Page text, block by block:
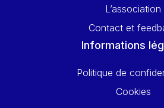
L’association
Contact et
Informations
Politique de
Cookies